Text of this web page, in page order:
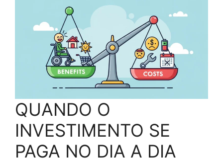
QUANDO O
INVESTIMENTO SE
PAGA NO DIA A DIA